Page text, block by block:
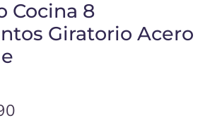
Cocina 8
Giratorio Acero
actual